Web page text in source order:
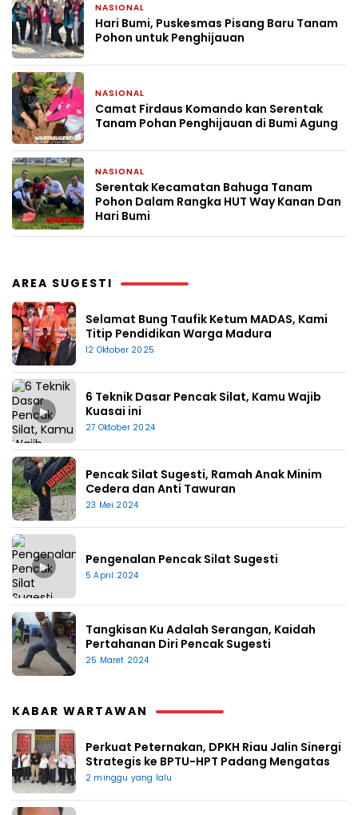
NASIONAL
Hari Bumi, Puskesmas Pisang Baru Tanam
Pohon untuk Penghijauan
NASIONAL
Camat Firdaus Komando kan Serentak
Tanam Pohan Penghijauan di Bumi Agung
NASIONAL
Serentak Kecamatan Bahuga Tanam
Pohon Dalam Rangka HUT Way Kanan Dan
Hari Bumi
AREA SUGESTI
Selamat Bung Taufik Ketum MADAS, Kami
Titip Pendidikan Warga Madura
12 Oktober 2025
▶
6 Teknik Dasar Pencak Silat, Kamu Wajib
Kuasai ini
27 Oktober 2024
Pencak Silat Sugesti, Ramah Anak Minim
Cedera dan Anti Tawuran
23 Mei 2024
▶ Pengenalan Pencak Silat Sugesti
5 April 2024
Tangkisan Ku Adalah Serangan, Kaidah
Pertahanan Diri Pencak Sugesti
25 Maret 2024
KABAR WARTAWAN
Perkuat Peternakan, DPKH Riau Jalin Sinergi
Strategis ke BPTU-HPT Padang Mengatas
2 minggu yang lalu